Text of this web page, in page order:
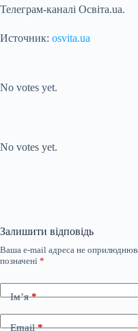
Телеграм-каналі Освіта.ua.
Источник: osvita.ua
No votes yet.
No votes yet.
Залишити відповідь
Ваша e-mail адреса не
позначені *
Ім’я*
Email*